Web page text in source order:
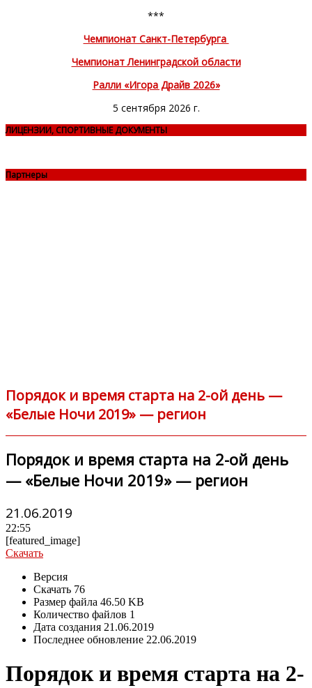
***
Чемпионат Санкт-Петербурга
Чемпионат Ленинградской области
Ралли «Игора Драйв 2026»
5 сентября 2026 г.
ЛИЦЕНЗИИ, СПОРТИВНЫЕ ДОКУМЕНТЫ
Партнеры
Порядок и время старта на 2-ой день —
«Белые Ночи 2019» — регион
Порядок и время старта на 2-ой день
— «Белые Ночи 2019» — регион
21.06.2019
22:55
[featured_image]
Скачать
Версия
Скачать 76
Размер файла 46.50 KB
Количество файлов 1
Дата создания 21.06.2019
Последнее обновление 22.06.2019
Порядок и время старта на 2-